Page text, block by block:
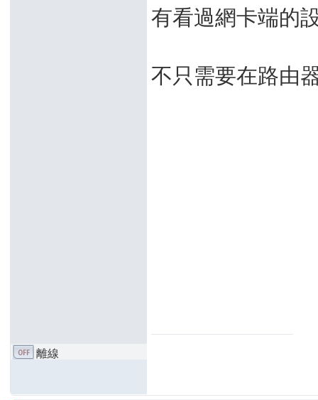
有看過網卡端的
不只需要在路由
離線